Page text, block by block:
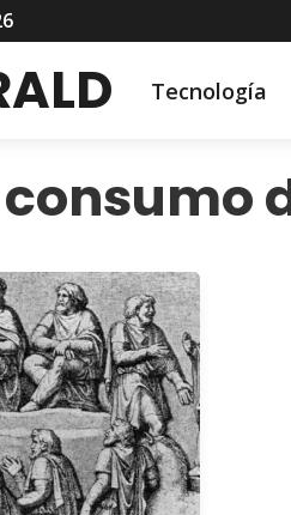
Tecnología
consumo